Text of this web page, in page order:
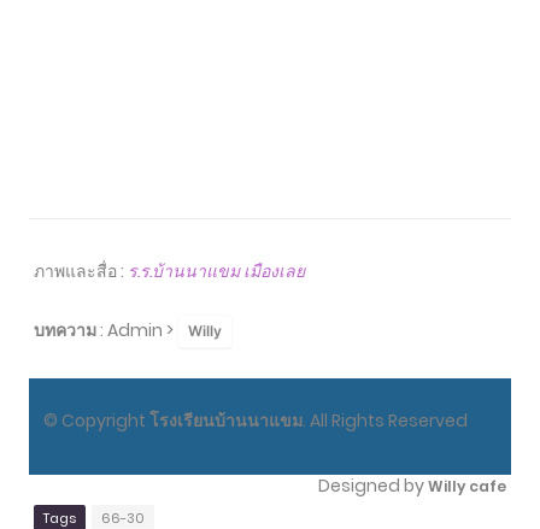
ภาพและสื่อ : ร.ร.บ้านนาแขม เมืองเลย
บทความ: Admin > Willy
© Copyright โรงเรียนบ้านนาแขม. All Rights Reserved
Designed byWilly cafe
Tags 66-30